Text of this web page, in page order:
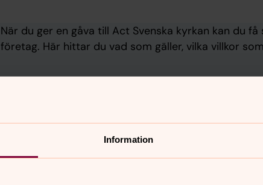
Information
När du ger en gåva till Act Svenska kyrkan kan du
företag. Här hittar du vad som gäller, vilka villkor